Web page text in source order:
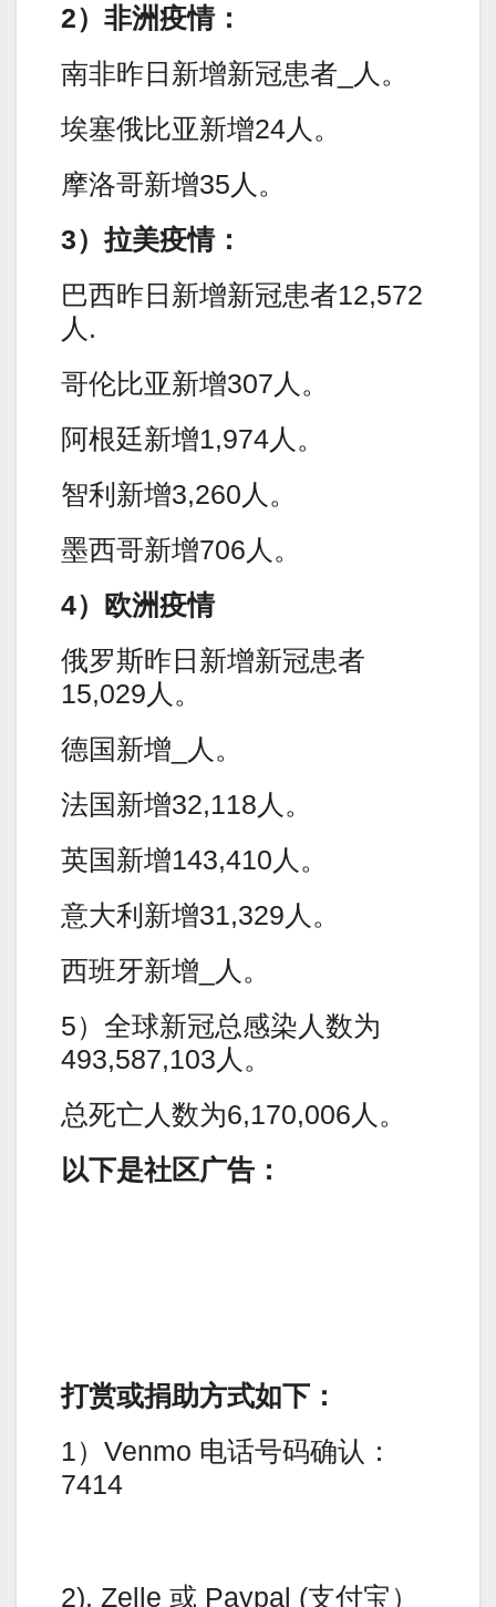
2）非洲疫情：
南非昨日新增新冠患者_人。
埃塞俄比亚新增24人。
摩洛哥新增35人。
3）拉美疫情：
巴西昨日新增新冠患者12,572
人.
哥伦比亚新增307人。
阿根廷新增1,974人。
智利新增3,260人。
墨西哥新增706人。
4）欧洲疫情
俄罗斯昨日新增新冠患者
15,029人。
德国新增_人。
法国新增32,118人。
英国新增143,410人。
意大利新增31,329人。
西班牙新增_人。
5）全球新冠总感染人数为
493,587,103人。
总死亡人数为6,170,006人。
以下是社区广告：
打赏或捐助方式如下：
1）Venmo 电话号码确认：
7414
2). Zelle 或 Paypal (支付宝）